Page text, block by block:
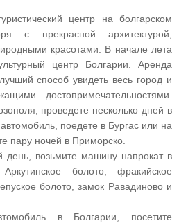
центр на болгарском
с прекрасной архитектурой,
красотами. В начале лета
центр Болгарии. Аренда
способ увидеть весь город и
достопримечательностями.
проведете несколько дней в
поедете в Бургас или на
пару ночей в Приморско.
день, возьмите машину напрокат в
болото, фракийское
болото, замок Равадиново и
в Болгарии, посетите